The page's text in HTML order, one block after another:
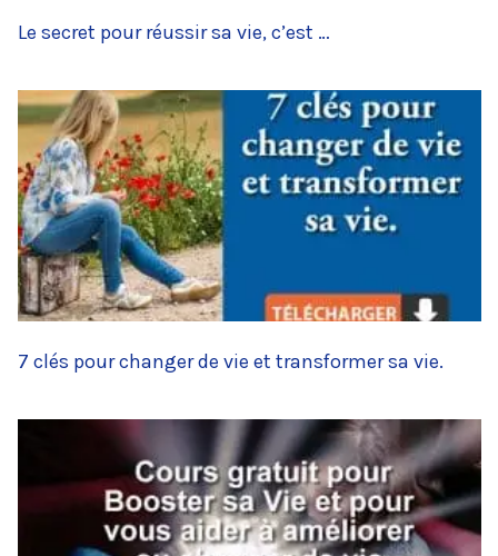
Le secret pour réussir sa vie, c’est …
7 clés pour changer de vie et transformer sa vie.